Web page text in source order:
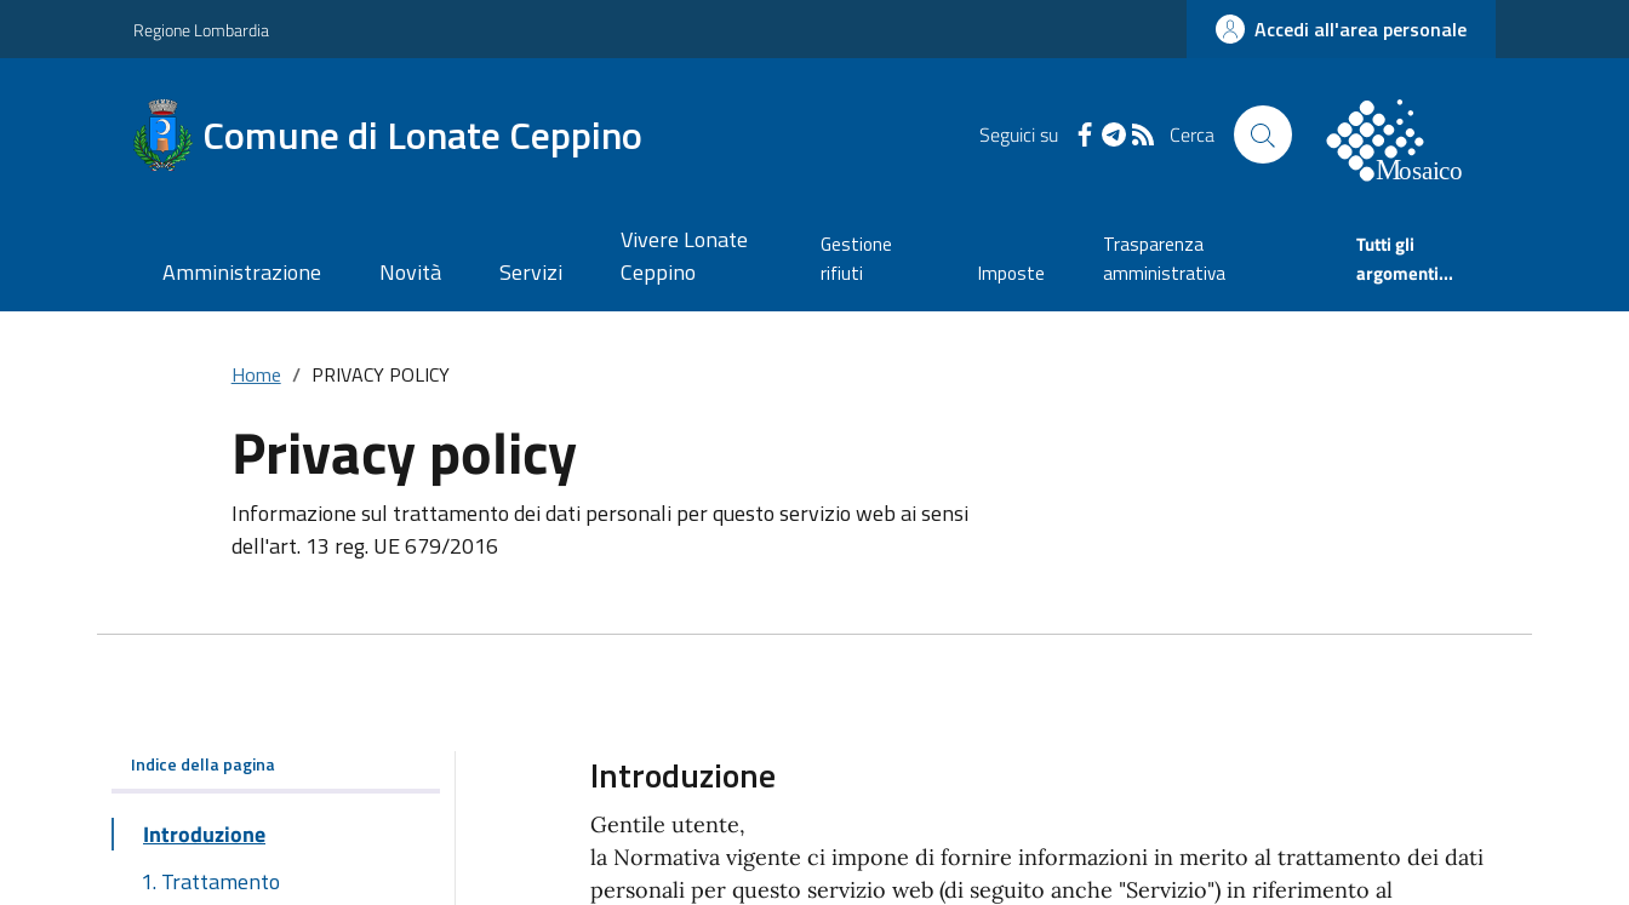
Regione Lombardia Accedi all'area personale
Comune di Lonate Ceppino Seguici su Cerca
Amministrazione Novità Servizi
Vivere Lonate
Ceppino
Gestione
rifiuti
Imposte
Trasparenza
amministrativa
Tutti gli
argomenti...
Home PRIVACY POLICY
Privacy policy
Informazione sul trattamento dei dati personali per questo servizio web ai sensi
dell'art. 13 reg. UE 679/2016
Indice della pagina
Introduzione
1. Trattamento
Introduzione
Gentile utente,
la Normativa vigente ci impone di fornire informazioni in merito al trattamento dei dati
personali per questo servizio web (di seguito anche "Servizio") in riferimento al